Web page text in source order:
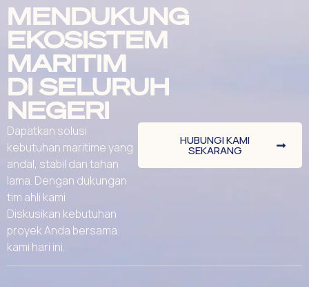
MENDUKUNG
EKOSISTEM
MARITIM
DI SELURUH
NEGERI
Dapatkan solusi
kebutuhan maritime yang
andal, stabil dan tahan
lama. Dengan dukungan
tim ahli kami
Diskusikan kebutuhan
proyek Anda bersama
kami hari ini.
HUBUNGI KAMI
SEKARANG